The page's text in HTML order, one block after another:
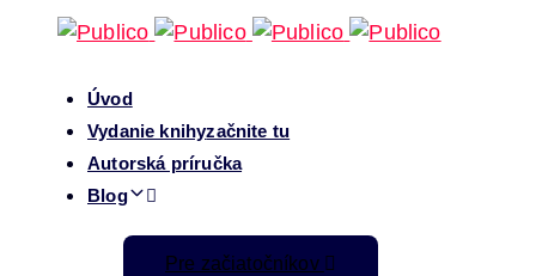
Úvod
Vydanie knihyzačnite tu
Autorská príručka
Blog
Pre začiatočníkov